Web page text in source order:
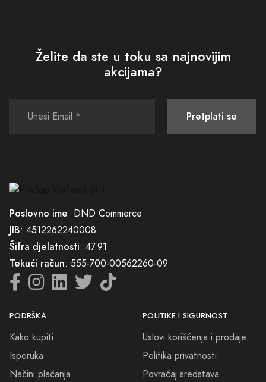
Želite da ste u toku sa najnovijim
akcijama?
Pretplati se
Poslovno ime: DND Commerce
JIB: 4512262240008
Šifra djelatnosti: 47.91
Tekući račun: 555-700-00562260-09
PODRŠKA
Kako kupiti
Isporuka
Načini plaćanja
POLITIKE I SIGURNOST
Uslovi korišćenja i prodaje
Politika privatnosti
Povraćaj sredstava